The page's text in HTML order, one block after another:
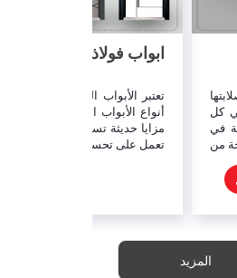
ديلوكس أفضل
لما تحتويه على
كما انها
التفاصيل
ابواب فولاذية
ابواب مصفحة تركية
الطلب و تصنع هذه
أكثر الابواب شهرة
التصميمي.
المزيد